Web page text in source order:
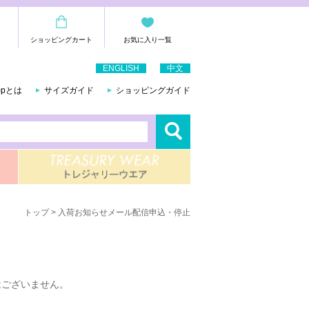
ショッピングカート お気に入り一覧
ENGLISH 中文
とは サイズガイド ショッピングガイド
トップ> 入荷お知らせメール配信申込・停止
ざいません。